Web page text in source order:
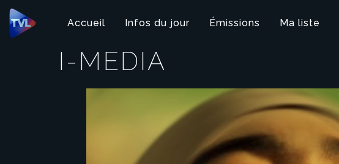
Panneau de gestion des cookies
Accueil Infos du jour Émissions Ma liste
I-MEDIA